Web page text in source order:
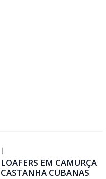
|
LOAFERS EM CAMURÇA
CASTANHA CUBANAS